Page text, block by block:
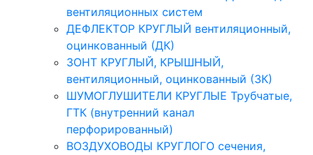
вентиляционных систем
ДЕФЛЕКТОР КРУГЛЫЙ вентиляционный,
оцинкованный (ДК)
ЗОНТ КРУГЛЫЙ, КРЫШНЫЙ,
вентиляционный, оцинкованный (ЗК)
ШУМОГЛУШИТЕЛИ КРУГЛЫЕ Трубчатые,
ГТК (внутренний канал
перфорированный)
ВОЗДУХОВОДЫ КРУГЛОГО сечения,